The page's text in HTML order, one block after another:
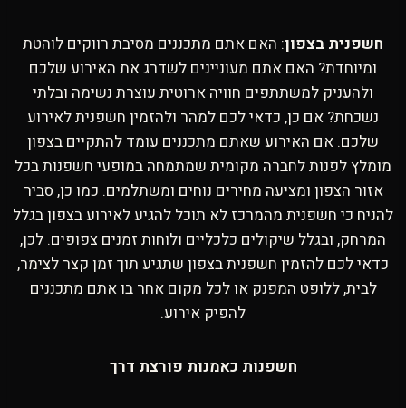
חשפנית בצפון: האם אתם מתכננים מסיבת רווקים לוהטת
ומיוחדת? האם אתם מעוניינים לשדרג את האירוע שלכם
ולהעניק למשתתפים חוויה ארוטית עוצרת נשימה ובלתי
נשכחת? אם כן, כדאי לכם למהר ולהזמין חשפנית לאירוע
שלכם. אם האירוע שאתם מתכננים עומד להתקיים בצפון
מומלץ לפנות לחברה מקומית שמתמחה במופעי חשפנות בכל
אזור הצפון ומציעה מחירים נוחים ומשתלמים. כמו כן, סביר
להניח כי חשפנית מהמרכז לא תוכל להגיע לאירוע בצפון בגלל
המרחק, ובגלל שיקולים כלכליים ולוחות זמנים צפופים. לכן,
כדאי לכם להזמין חשפנית בצפון שתגיע תוך זמן קצר לצימר,
לבית, ללופט המפנק או לכל מקום אחר בו אתם מתכננים
להפיק אירוע.
חשפנות כאמנות פורצת דרך